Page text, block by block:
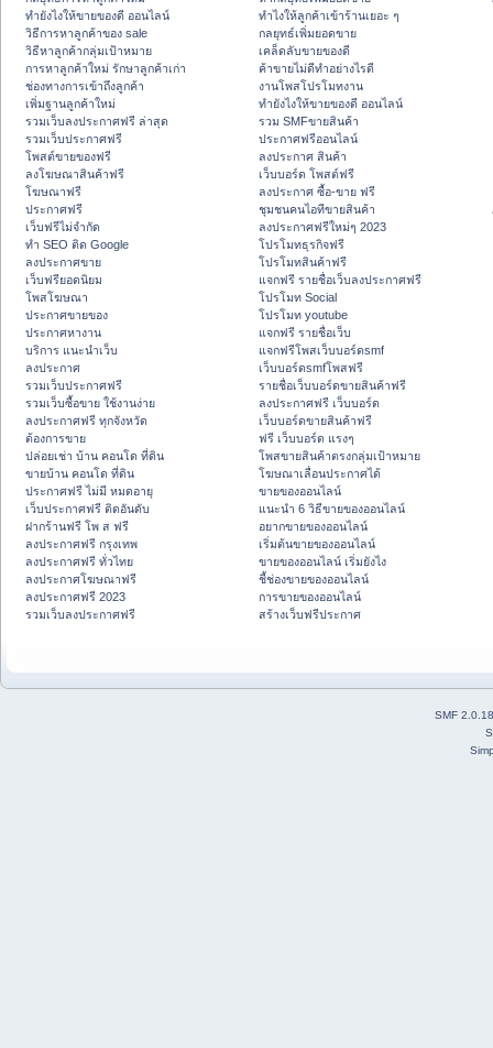
ทํายังไงให้ขายของดี ออนไลน์
วิธีการหาลูกค้าของ sale
วิธีหาลูกค้ากลุ่มเป้าหมาย
การหาลูกค้าใหม่ รักษาลูกค้าเก่า
ช่องทางการเข้าถึงลูกค้า
เพิ่มฐานลูกค้าใหม่
รวมเว็บลงประกาศฟรี ล่าสุด
รวมเว็บประกาศฟรี
โพสต์ขายของฟรี
ลงโฆษณาสินค้าฟรี
โฆษณาฟรี
ประกาศฟรี
เว็บฟรีไม่จำกัด
ทำ SEO ติด Google
ลงประกาศขาย
เว็บฟรียอดนิยม
โพสโฆษณา
ประกาศขายของ
ประกาศหางาน
บริการ แนะนำเว็บ
ลงประกาศ
รวมเว็บประกาศฟรี
รวมเว็บซื้อขาย ใช้งานง่าย
ลงประกาศฟรี ทุกจังหวัด
ต้องการขาย
ปล่อยเช่า บ้าน คอนโด ที่ดิน
ขายบ้าน คอนโด ที่ดิน
ประกาศฟรี ไม่มี หมดอายุ
เว็บประกาศฟรี ติดอันดับ
ฝากร้านฟรี โพ ส ฟรี
ลงประกาศฟรี กรุงเทพ
ลงประกาศฟรี ทั่วไทย
ลงประกาศโฆษณาฟรี
ลงประกาศฟรี 2023
รวมเว็บลงประกาศฟรี
ทําไงให้ลูกค้าเข้าร้านเยอะ ๆ
กลยุทธ์เพิ่มยอดขาย
เคล็ดลับขายของดี
ค้าขายไม่ดีทำอย่างไรดี
งานโพสโปรโมทงาน
ทํายังไงให้ขายของดี ออนไลน์
รวม SMFขายสินค้า
ประกาศฟรีออนไลน์
ลงประกาศ สินค้า
เว็บบอร์ด โพสต์ฟรี
ลงประกาศ ซื้อ-ขาย ฟรี
ชุมชนคนไอทีขายสินค้า
ลงประกาศฟรีใหม่ๆ 2023
โปรโมทธุรกิจฟรี
โปรโมทสินค้าฟรี
แจกฟรี รายชื่อเว็บลงประกาศฟรี
โปรโมท Social
โปรโมท youtube
แจกฟรี รายชื่อเว็บ
แจกฟรีโพสเว็บบอร์ดsmf
เว็บบอร์ดsmfโพสฟรี
รายชื่อเว็บบอร์ดขายสินค้าฟรี
ลงประกาศฟรี เว็บบอร์ด
เว็บบอร์ดขายสินค้าฟรี
ฟรี เว็บบอร์ด แรงๆ
โพสขายสินค้าตรงกลุ่มเป้าหมาย
โฆษณาเลื่อนประกาศได้
ขายของออนไลน์
แนะนำ 6 วิธีขายของออนไลน์
อยากขายของออนไลน์
เริ่มต้นขายของออนไลน์
ขายของออนไลน์ เริ่มยังไง
ชี้ช่องขายของออนไลน์
การขายของออนไลน์
สร้างเว็บฟรีประกาศ
SMF 2.0.18